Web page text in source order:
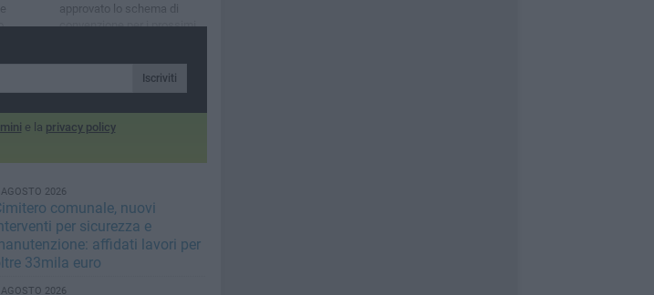
approvato lo schema di
convenzione per i prossimi
Iscriviti
e la privacy policy
2026
comunale, nuovi
per sicurezza e
affidati lavori per
33mila euro
2026